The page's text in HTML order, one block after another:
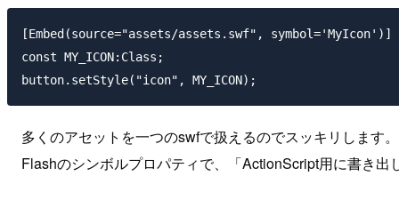
[Embed(source="assets/assets.swf", symbol='MyIcon')]
const MY_ICON:Class;
多くのアセットを一つのswfで扱えるのでスッキリします
Flashのシンボルプロパティで、「ActionScript用に書き